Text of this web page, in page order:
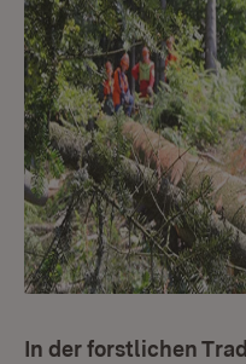
In der forstlichen